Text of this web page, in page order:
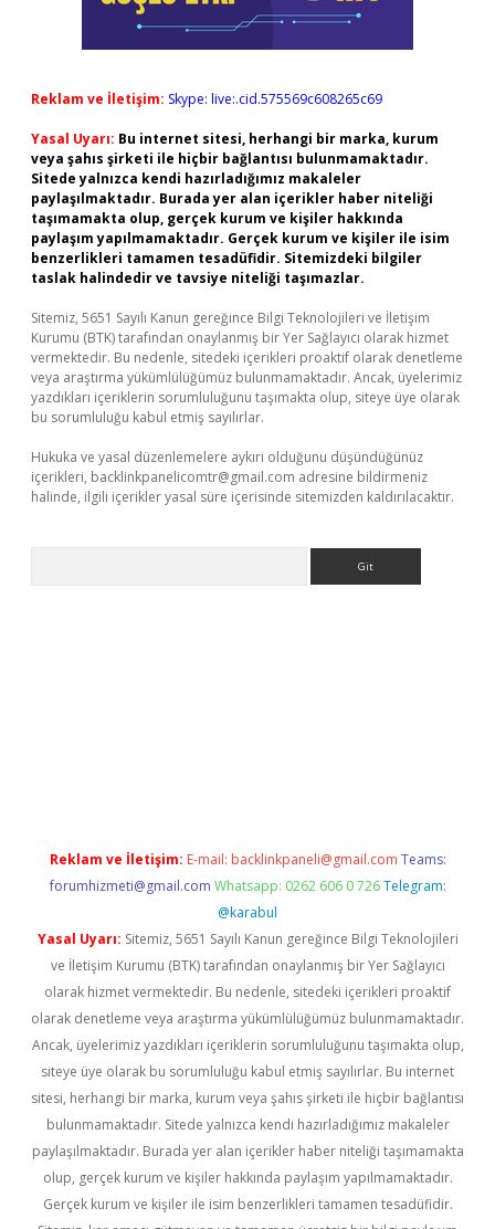
Reklam ve İletişim: Skype: live:.cid.575569c608265c69
Yasal Uyarı: Bu internet sitesi, herhangi bir marka, kurum
veya şahıs şirketi ile hiçbir bağlantısı bulunmamaktadır.
Sitede yalnızca kendi hazırladığımız makaleler
paylaşılmaktadır. Burada yer alan içerikler haber niteliği
taşımamakta olup, gerçek kurum ve kişiler hakkında
paylaşım yapılmamaktadır. Gerçek kurum ve kişiler ile isim
benzerlikleri tamamen tesadüfidir. Sitemizdeki bilgiler
taslak halindedir ve tavsiye niteliği taşımazlar.
Sitemiz, 5651 Sayılı Kanun gereğince Bilgi Teknolojileri ve İletişim
Kurumu (BTK) tarafından onaylanmış bir Yer Sağlayıcı olarak hizmet
vermektedir. Bu nedenle, sitedeki içerikleri proaktif olarak denetleme
veya araştırma yükümlülüğümüz bulunmamaktadır. Ancak, üyelerimiz
yazdıkları içeriklerin sorumluluğunu taşımakta olup, siteye üye olarak
bu sorumluluğu kabul etmiş sayılırlar.
Hukuka ve yasal düzenlemelere aykırı olduğunu düşündüğünüz
içerikleri, backlinkpanelicomtr@gmail.com adresine bildirmeniz
halinde, ilgili içerikler yasal süre içerisinde sitemizden kaldırılacaktır.
Reklam ve İletişim: E-mail: backlinkpaneli@gmail.com Teams:
forumhizmeti@gmail.com Whatsapp: 0262 606 0 726 Telegram:
@karabul
Yasal Uyarı: Sitemiz, 5651 Sayılı Kanun gereğince Bilgi Teknolojileri
ve İletişim Kurumu (BTK) tarafından onaylanmış bir Yer Sağlayıcı
olarak hizmet vermektedir. Bu nedenle, sitedeki içerikleri proaktif
olarak denetleme veya araştırma yükümlülüğümüz bulunmamaktadır.
Ancak, üyelerimiz yazdıkları içeriklerin sorumluluğunu taşımakta olup,
siteye üye olarak bu sorumluluğu kabul etmiş sayılırlar. Bu internet
sitesi, herhangi bir marka, kurum veya şahıs şirketi ile hiçbir bağlantısı
bulunmamaktadır. Sitede yalnızca kendi hazırladığımız makaleler
paylaşılmaktadır. Burada yer alan içerikler haber niteliği taşımamakta
olup, gerçek kurum ve kişiler hakkında paylaşım yapılmamaktadır.
Gerçek kurum ve kişiler ile isim benzerlikleri tamamen tesadüfidir.